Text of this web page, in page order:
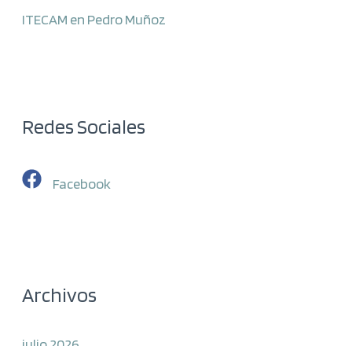
ITECAM en Pedro Muñoz
Redes Sociales
Facebook
Archivos